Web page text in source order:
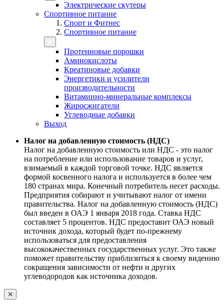
Электрические скутеры
Спортивное питание
Спорт и Фитнес
Спортивное питание
Протеиновые порошки
Аминокислоты
Креатиновые добавки
Энергетики и усилители
производительности
Витаминно-минеральные комплексы
Жиросжигатели
Углеводные добавки
Выход
Налог на добавленную стоимость (НДС)
Налог на добавленную стоимость или НДС - это налог
на потребление или использование товаров и услуг,
взимаемый в каждой торговой точке. НДС является
формой косвенного налога и используется в более чем
180 странах мира. Конечный потребитель несет расходы.
Предприятия собирают и учитывают налог от имени
правительства. Налог на добавленную стоимость (НДС)
был введен в ОАЭ 1 января 2018 года. Ставка НДС
составляет 5 процентов. НДС предоставит ОАЭ новый
источник дохода, который будет по-прежнему
использоваться для предоставления
высококачественных государственных услуг. Это также
поможет правительству приблизиться к своему видению
сокращения зависимости от нефти и других
углеводородов как источника доходов.